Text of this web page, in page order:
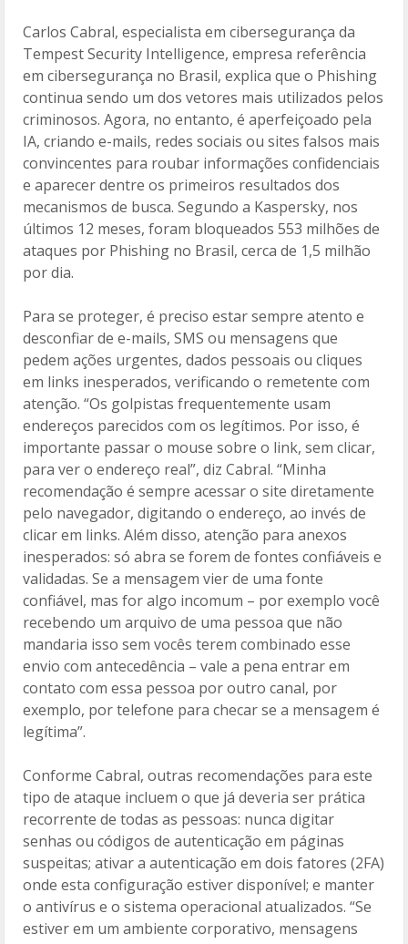
Carlos Cabral, especialista em cibersegurança da
Tempest Security Intelligence, empresa referência
em cibersegurança no Brasil, explica que o Phishing
continua sendo um dos vetores mais utilizados pelos
criminosos. Agora, no entanto, é aperfeiçoado pela
IA, criando e-mails, redes sociais ou sites falsos mais
convincentes para roubar informações confidenciais
e aparecer dentre os primeiros resultados dos
mecanismos de busca. Segundo a Kaspersky, nos
últimos 12 meses, foram bloqueados 553 milhões de
ataques por Phishing no Brasil, cerca de 1,5 milhão
por dia.
Para se proteger, é preciso estar sempre atento e
desconfiar de e-mails, SMS ou mensagens que
pedem ações urgentes, dados pessoais ou cliques
em links inesperados, verificando o remetente com
atenção. “Os golpistas frequentemente usam
endereços parecidos com os legítimos. Por isso, é
importante passar o mouse sobre o link, sem clicar,
para ver o endereço real”, diz Cabral. “Minha
recomendação é sempre acessar o site diretamente
pelo navegador, digitando o endereço, ao invés de
clicar em links. Além disso, atenção para anexos
inesperados: só abra se forem de fontes confiáveis e
validadas. Se a mensagem vier de uma fonte
confiável, mas for algo incomum – por exemplo você
recebendo um arquivo de uma pessoa que não
mandaria isso sem vocês terem combinado esse
envio com antecedência – vale a pena entrar em
contato com essa pessoa por outro canal, por
exemplo, por telefone para checar se a mensagem é
legítima”.
Conforme Cabral, outras recomendações para este
tipo de ataque incluem o que já deveria ser prática
recorrente de todas as pessoas: nunca digitar
senhas ou códigos de autenticação em páginas
suspeitas; ativar a autenticação em dois fatores (2FA)
onde esta configuração estiver disponível; e manter
o antivírus e o sistema operacional atualizados. “Se
estiver em um ambiente corporativo, mensagens